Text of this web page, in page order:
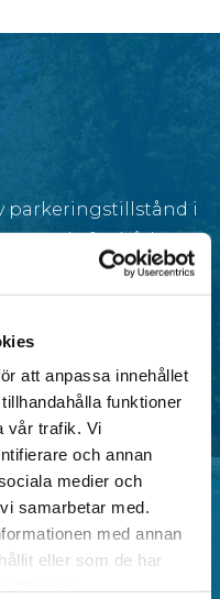
att anpassa innehållet
funktioner
vår trafik. Vi
och annan
medier och
samarbetar med.
med annan
eller som de har
parkeringstillstånd i
för både
P-TILLSTÅND